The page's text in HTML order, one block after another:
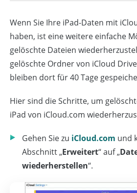
Wenn Sie Ihre iPad-Daten mit
haben, ist eine weitere einfache
gelöschte Dateien
gelöschte Ordner von iCloud
bleiben dort für 40 Tage
Hier sind die Schritte, um
iPad von iCloud.com
Gehen Sie zu iCloud.com und
Abschnitt „Erweitert“ auf „
wiederherstellen“.